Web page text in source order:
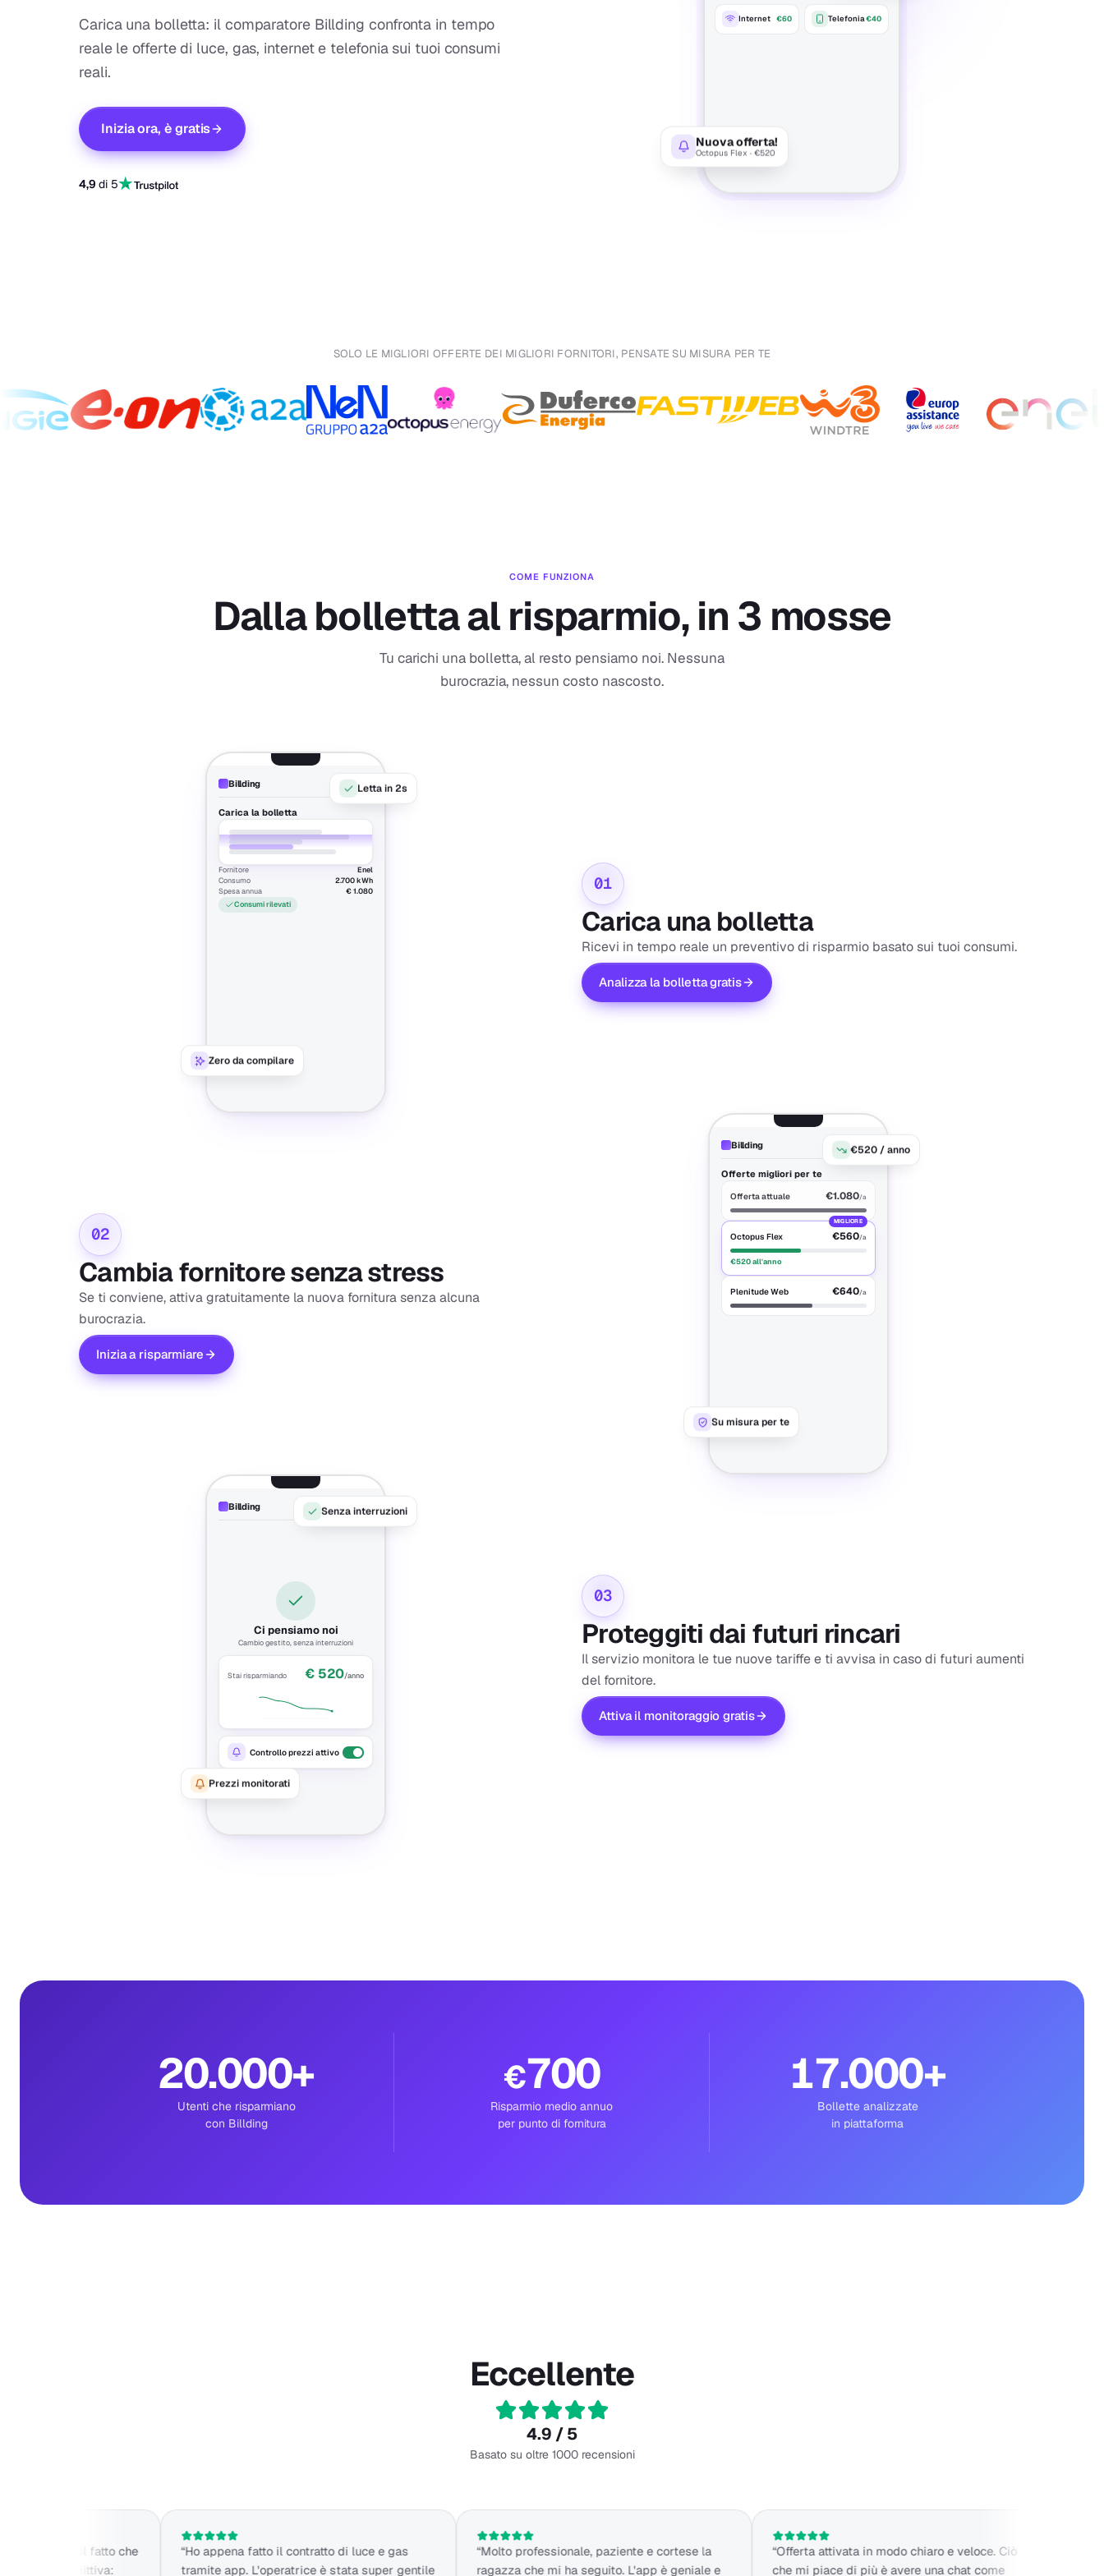
Carica una bolletta: il comparatore Billding confronta in tempo
reale le offerte di luce, gas, internet e telefonia sui tuoi consumi
reali.
Inizia ora, è gratis
4,9 di 5
Nuova offerta!
Octopus Flex · €520
Internet €60 Telefonia€40
SOLO LE MIGLIORI OFFERTE DEI MIGLIORI FORNITORI, PENSATE SU MISURA PER TE
COME FUNZIONA
Dalla bolletta al risparmio, in 3 mosse
Tu carichi una bolletta, al resto pensiamo noi. Nessuna
burocrazia, nessun costo nascosto.
Letta in 2s
Zero da compilare
Billding Passo 01
Carica la bolletta
Fornitore
Enel
Consumo
2.700 kWh
Spesa annua
€ 1.080
Consumi rilevati
01
Carica una bolletta
Ricevi in tempo reale un preventivo di risparmio basato sui tuoi consumi.
Analizza la bolletta gratis
€520 / anno
Su misura per te
Billding Passo 02
Offerte migliori per te
Offerta attuale €1.080/a
MIGLIORE
Octopus Flex €560/a
€520 all'anno
Plenitude Web €640/a
02
Cambia fornitore senza stress
Se ti conviene, attiva gratuitamente la nuova fornitura senza alcuna
burocrazia.
Inizia a risparmiare
Senza interruzioni
Prezzi monitorati
Billding Passo 03
Ci pensiamo noi
Cambio gestito, senza interruzioni
Stai risparmiando € 520/anno
Controllo prezzi attivo
03
Proteggiti dai futuri rincari
Il servizio monitora le tue nuove tariffe e ti avvisa in caso di futuri aumenti
del fornitore.
Attiva il monitoraggio gratis
20.000+
Utenti che risparmiano
con Billding
€700
Risparmio medio annuo
per punto di fornitura
17.000+
Bollette analizzate
in piattaforma
Eccellente
4.9 / 5
Basato su oltre 1000 recensioni
“Ho appena fatto il contratto di luce e gas
tramite app. L'operatrice è stata super gentile
“Molto professionale, paziente e cortese la
ragazza che mi ha seguito. L'app è geniale e
“Offerta attivata in modo chiaro e veloce. Ciò
che mi piace di più è avere una chat come